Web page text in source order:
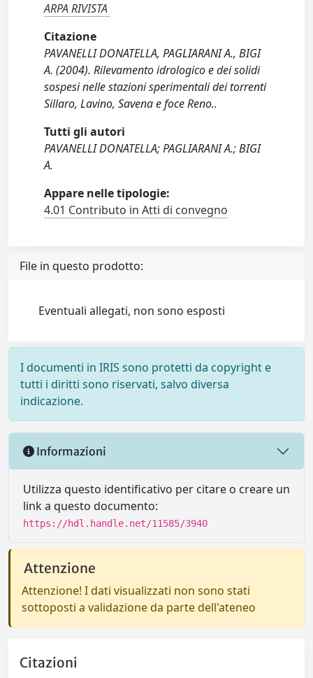
ARPA RIVISTA
Citazione
PAVANELLI DONATELLA, PAGLIARANI A., BIGI
A. (2004). Rilevamento idrologico e dei solidi
sospesi nelle stazioni sperimentali dei torrenti
Sillaro, Lavino, Savena e foce Reno..
Tutti gli autori
PAVANELLI DONATELLA; PAGLIARANI A.; BIGI
A.
Appare nelle tipologie:
4.01 Contributo in Atti di convegno
File in questo prodotto:
Eventuali allegati, non sono esposti
I documenti in IRIS sono protetti da copyright e
tutti i diritti sono riservati, salvo diversa
indicazione.
Informazioni
Utilizza questo identificativo per citare o creare un
link a questo documento:
https://hdl.handle.net/11585/3940
Attenzione
Attenzione! I dati visualizzati non sono stati
sottoposti a validazione da parte dell'ateneo
Citazioni